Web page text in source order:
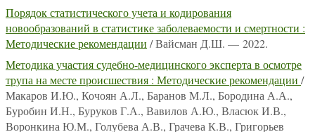
Порядок статистического учета и кодирования
новообразований в статистике заболеваемости и смертности :
Методические рекомендации / Вайсман Д.Ш. — 2022.
Методика участия судебно-медицинского эксперта в осмотре
трупа на месте происшествия : Методические рекомендации /
Макаров И.Ю., Кочоян А.Л., Баранов М.Л., Бородина А.А.,
Буробин И.Н., Буруков Г.А., Вавилов А.Ю., Власюк И.В.,
Воронкина Ю.М., Голубева А.В., Грачева К.В., Григорьев